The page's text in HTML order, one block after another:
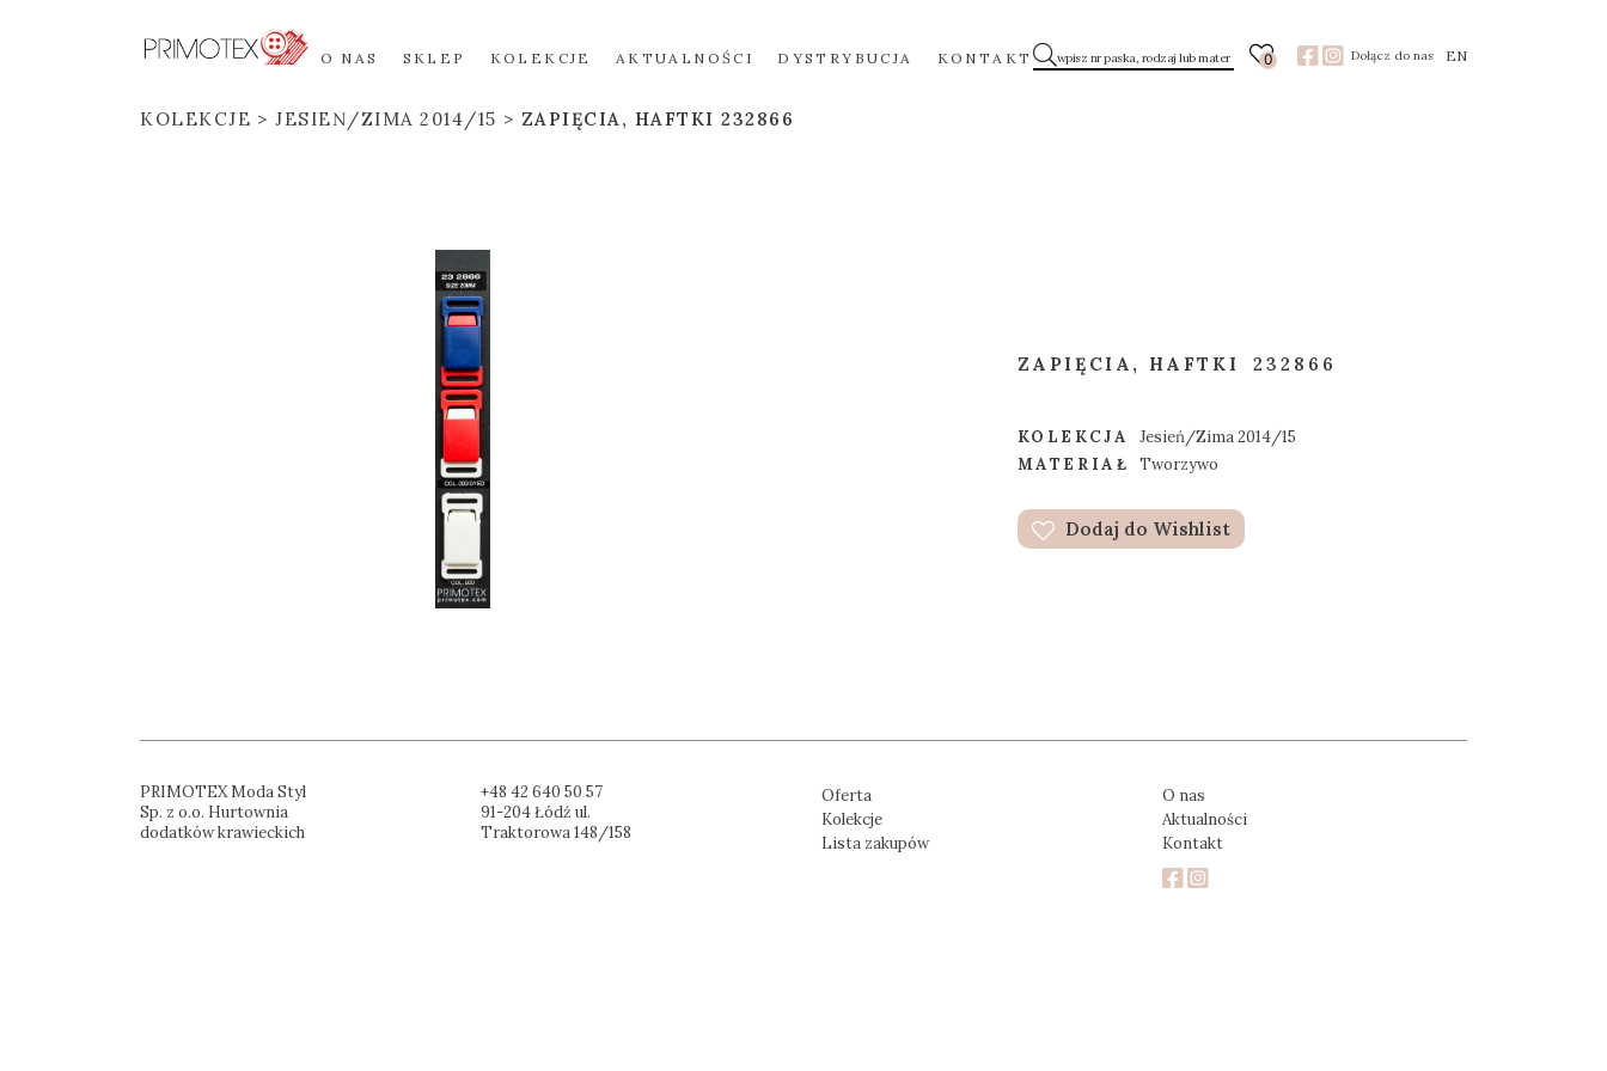
O NAS SKLEP KOLEKCJE AKTUALNOŚCI DYSTRYBUCJA KONTAKT 0 Dołącz do nas EN
KOLEKCJE JESIEŃ/ZIMA 2014/15 ZAPIĘCIA, HAFTKI 232866
ZAPIĘCIA, HAFTKI 232866
KOLEKCJA
Jesień/Zima 2014/15
MATERIAŁ
Tworzywo
Dodaj do Wishlist
PRIMOTEX Moda Styl
Sp. z o.o. Hurtownia
dodatków krawieckich
+48 42 640 50 57
91-204 Łódź ul.
Traktorowa 148/158
Oferta
Kolekcje
Lista zakupów
O nas
Aktualności
Kontakt